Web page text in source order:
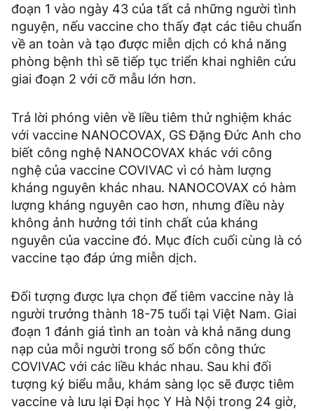
đoạn 1 vào ngày 43 của tất cả những người tình
nguyện, nếu vaccine cho thấy đạt các tiêu chuẩn
về an toàn và tạo được miễn dịch có khả năng
phòng bệnh thì sẽ tiếp tục triển khai nghiên cứu
giai đoạn 2 với cỡ mẫu lớn hơn.
Trả lời phóng viên về liều tiêm thử nghiệm khác
với vaccine NANOCOVAX, GS Đặng Đức Anh cho
biết công nghệ NANOCOVAX khác với công
nghệ của vaccine COVIVAC vì có hàm lượng
kháng nguyên khác nhau. NANOCOVAX có hàm
lượng kháng nguyên cao hơn, nhưng điều này
không ảnh hưởng tới tinh chất của kháng
nguyên của vaccine đó. Mục đích cuối cùng là có
vaccine tạo đáp ứng miễn dịch.
Đối tượng được lựa chọn để tiêm vaccine này là
người trưởng thành 18-75 tuổi tại Việt Nam. Giai
đoạn 1 đánh giá tình an toàn và khả năng dung
nạp của mỗi người trong số bốn công thức
COVIVAC với các liều khác nhau. Sau khi đối
tượng ký biểu mẫu, khám sàng lọc sẽ được tiêm
vaccine và lưu lại Đại học Y Hà Nội trong 24 giờ,